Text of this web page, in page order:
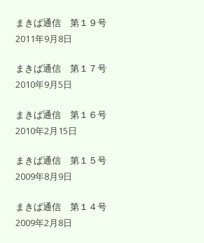
まきば通信 第１９号
2011年9月8日
まきば通信 第１７号
2010年9月5日
まきば通信 第１６号
2010年2月15日
まきば通信 第１５号
2009年8月9日
まきば通信 第１４号
2009年2月8日